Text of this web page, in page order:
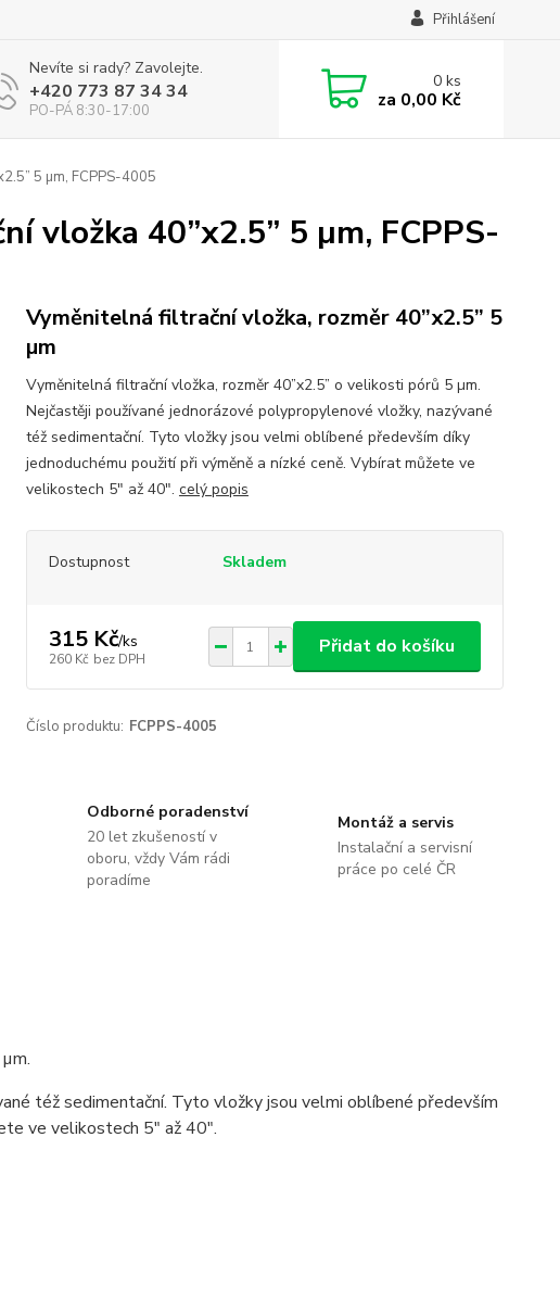
Přihlášení
Nevíte si rady? Zavolejte.
+420 773 87 34 34
PO-PÁ 8:30-17:00
0ks
za 0,00 Kč
5 µm, FCPPS-4005
vložka 40”x2.5” 5 µm, FCPPS-
Vyměnitelná filtrační vložka, rozměr 40”x2.5” 5
µm
Vyměnitelná filtrační vložka, rozměr 40”x2.5” o velikosti pórů 5 µm.
Nejčastěji používané jednorázové polypropylenové vložky, nazývané
též sedimentační. Tyto vložky jsou velmi oblíbené především díky
jednoduchému použití při výměně a nízké ceně. Vybírat můžete ve
velikostech 5" až 40". celý popis
Dostupnost Skladem
315 Kč/ks
260 Kč bez DPH
Přidat do košíku
Číslo produktu: FCPPS-4005
Odborné poradenství
20 let zkušeností v
oboru, vždy Vám rádi
poradíme
Montáž a servis
Instalační a servisní
práce po celé ČR
též sedimentační. Tyto vložky jsou velmi oblíbené především
ve velikostech 5" až 40".